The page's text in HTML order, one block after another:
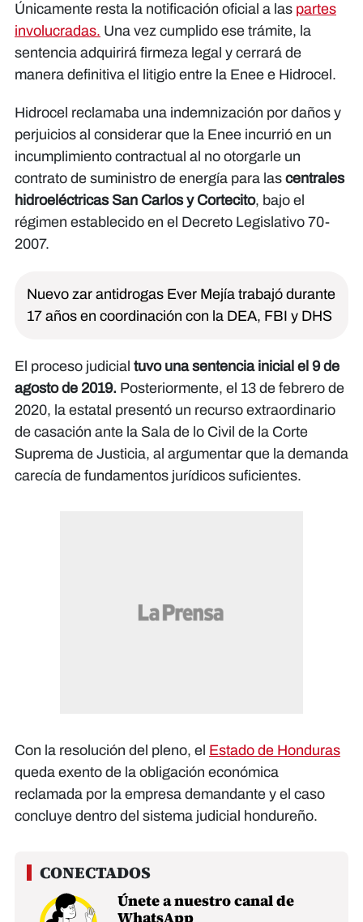
Únicamente resta la notificación oficial a las partes
involucradas. Una vez cumplido ese trámite, la
sentencia adquirirá firmeza legal y cerrará de
manera definitiva el litigio entre la Enee e Hidrocel.
Hidrocel reclamaba una indemnización por daños y
perjuicios al considerar que la Enee incurrió en un
incumplimiento contractual al no otorgarle un
contrato de suministro de energía para las centrales
hidroeléctricas San Carlos y Cortecito, bajo el
régimen establecido en el Decreto Legislativo 70-
2007.
Nuevo zar antidrogas Ever Mejía trabajó durante
17 años en coordinación con la DEA, FBI y DHS
El proceso judicial tuvo una sentencia inicial el 9 de
agosto de 2019. Posteriormente, el 13 de febrero de
2020, la estatal presentó un recurso extraordinario
de casación ante la Sala de lo Civil de la Corte
Suprema de Justicia, al argumentar que la demanda
carecía de fundamentos jurídicos suficientes.
Con la resolución del pleno, el Estado de Honduras
queda exento de la obligación económica
reclamada por la empresa demandante y el caso
concluye dentro del sistema judicial hondureño.
Únete a nuestro canal de
WhatsApp